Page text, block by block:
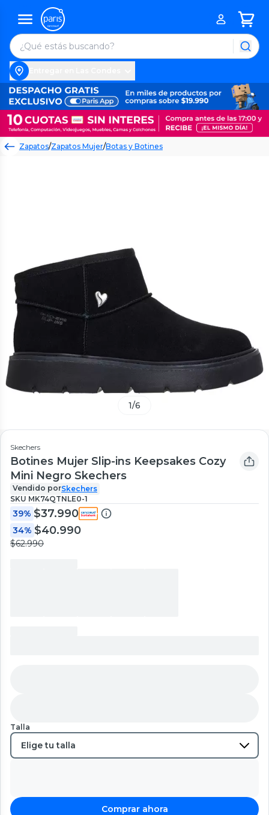
Zapatos/Zapatos Mujer/Botas y Botines
1/6
Skechers
Botines Mujer Slip-ins Keepsakes Cozy
Mini Negro Skechers
Vendido porSkechers
SKU MK74QTNLE0-1
39% $37.990
34% $40.990
$62.990
Talla
Comprar ahora